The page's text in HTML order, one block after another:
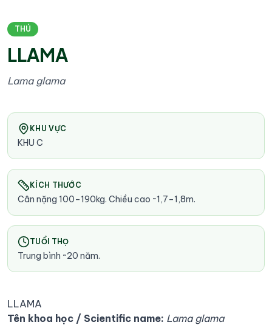
THÚ
LLAMA
Lama glama
KHU VỰC
KHU C
KÍCH THƯỚC
Cân nặng 100–190kg. Chiều cao ~1,7–1,8m.
TUỔI THỌ
Trung bình ~20 năm.
LLAMA
Tên khoa học / Scientific name: Lama glama